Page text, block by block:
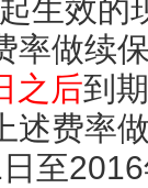
起生效的
率做续
之后到
述费率
至